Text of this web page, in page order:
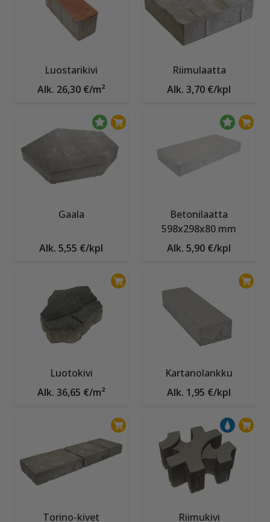
Luostarikivi
Alk. 26,30 €/m²
Riimulaatta
Alk. 3,70 €/kpl
Gaala
Alk. 5,55 €/kpl
Betonilaatta
598x298x80 mm
Alk. 5,90 €/kpl
Luotokivi
Alk. 36,65 €/m²
Kartanolankku
Alk. 1,95 €/kpl
Torino-kivet Riimukivi